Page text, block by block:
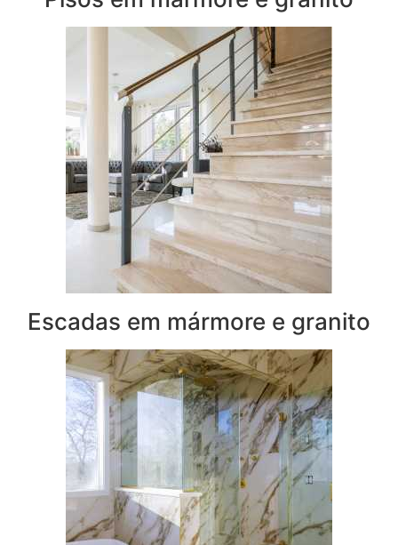
Escadas em mármore e granito